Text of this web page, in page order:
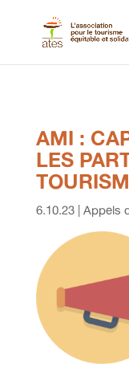
AMI :
LES
6.10.23| Appels